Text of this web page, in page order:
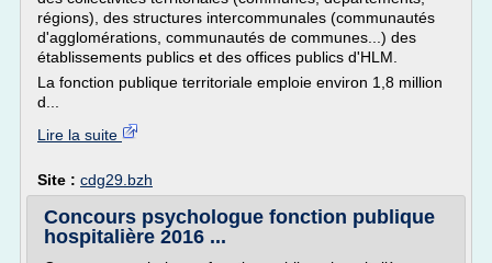
régions), des structures intercommunales (communautés
d'agglomérations, communautés de communes...) des
établissements publics et des offices publics d'HLM.
La fonction publique territoriale emploie environ 1,8 million
d...
Lire la suite
Site : cdg29.bzh
Concours psychologue fonction publique
hospitalière 2016 ...